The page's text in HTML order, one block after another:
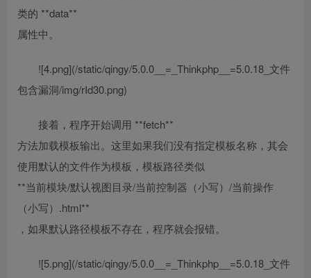
类的 **data**
属性中。
![4.png](/static/qingy/5.0.0__=_Thinkphp__=5.0.18_文件
包含漏洞/img/rId30.png)
接着，程序开始调用 **fetch**
方法加载模板输出。这里如果我们没有指定模板名称，其会
使用默认的文件作为模板，模板路径类似
**当前模块/默认视图目录/当前控制器（小写）/当前操作
（小写）.html**
，如果默认路径模板不存在，程序就会报错。
![5.png](/static/qingy/5.0.0__=_Thinkphp__=5.0.18_文件